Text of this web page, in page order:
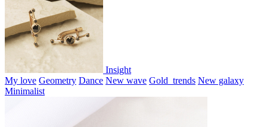
Insight
My love Geometry Dance New wave Gold_trends New galaxy
Minimalist